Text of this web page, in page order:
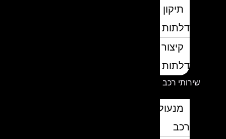
תיקון
דלתות
קיצור
דלתות
שירותי רכב
מנעולן